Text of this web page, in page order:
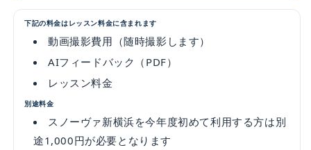
下記の料金はレッスン料金に含まれます
動画撮影費用（随時撮影します）
AIフィードバック（PDF）
レッスン料金
別途料金
スノーヴァ新横浜を今年度初めて利用する方は別
途1,000円が必要となります